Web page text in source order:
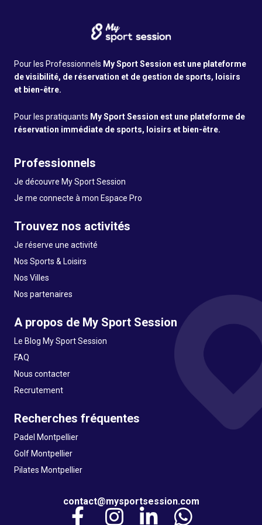
Pour les Professionnels My Sport Session est une plateforme
de visibilité, de réservation et de gestion de sports, loisirs
et bien-être.
Pour les pratiquants My Sport Session est une plateforme de
réservation immédiate de sports, loisirs et bien-être.
Professionnels
Je découvre My Sport Session
Je me connecte à mon Espace Pro
Trouvez nos activités
Je réserve une activité
Nos Sports & Loisirs
Nos Villes
Nos partenaires
A propos de My Sport Session
Le Blog My Sport Session
FAQ
Nous contacter
Recrutement
Recherches fréquentes
Padel Montpellier
Golf Montpellier
Pilates Montpellier
contact@mysportsession.com